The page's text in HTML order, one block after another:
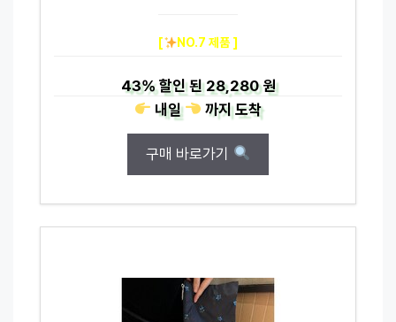
[ NO.7 제품 ]
43%할인 된28,280 원
내일
까지도착
구매 바로가기